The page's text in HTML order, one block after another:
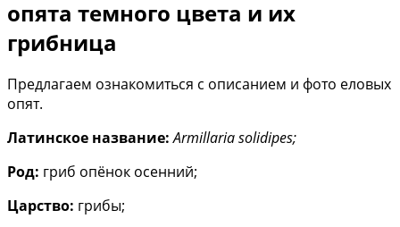
опята темного цвета и их
грибница
Предлагаем ознакомиться с описанием и фото еловых
опят.
Латинское название: Armillaria solidipes;
Род: гриб опёнок осенний;
Царство: грибы;